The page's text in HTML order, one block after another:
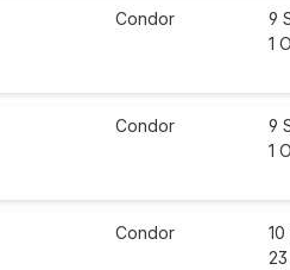
Condor
9
1
Condor
9
1
Condor